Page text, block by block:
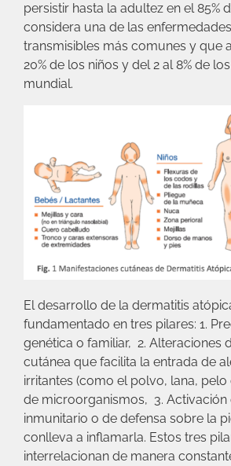
persistir hasta la adultez en el 85%
considera una de las
transmisibles más comunes y que
20% de los niños y del 2 al 8% de
mundial.
El desarrollo de la dermatitis
fundamentado en tres pilares: 1.
genética o familiar, 2. Alteraciones
cutánea que facilita la entrada de
irritantes (como el polvo, lana, pelo
de microorganismos, 3. Activación
inmunitario o de defensa sobre la
conlleva a inflamarla. Estos tres
interrelacionan de manera